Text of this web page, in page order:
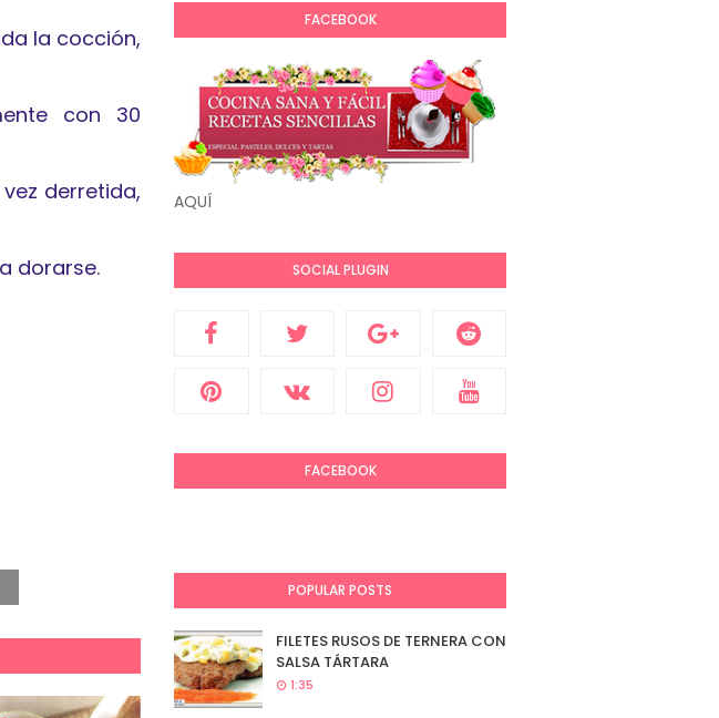
la cocción,
con 30
derretida,
dorarse.
FACEBOOK
AQUÍ
SOCIAL PLUGIN
FACEBOOK
POPULAR POSTS
FILETES RUSOS DE TERNERA CON
SALSA TÁRTARA
1:35